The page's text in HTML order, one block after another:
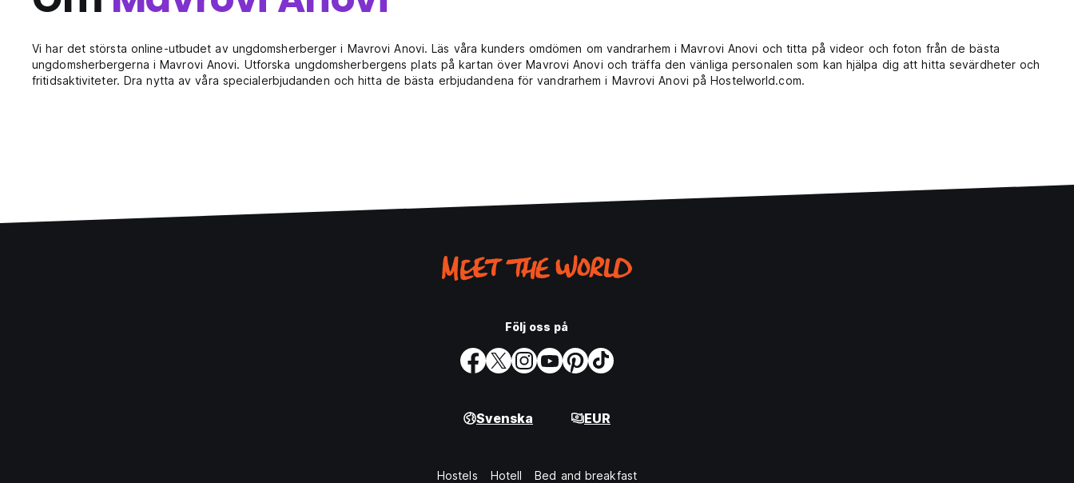
Vi har det största online-utbudet av ungdomsherberger i Mavrovi Anovi. Läs våra kunders omdömen om vandrarhem i Mavrovi Anovi och titta på videor och foton från de bästa
ungdomsherbergerna i Mavrovi Anovi. Utforska ungdomsherbergens plats på kartan över Mavrovi Anovi och träffa den vänliga personalen som kan hjälpa dig att hitta sevärdheter och
fritidsaktiviteter. Dra nytta av våra specialerbjudanden och hitta de bästa erbjudandena för vandrarhem i Mavrovi Anovi på Hostelworld.com.
Följ oss på
Svenska EUR
Hostels Hotell Bed and breakfast